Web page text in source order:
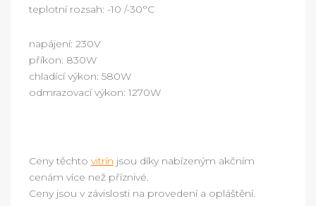
teplotní rozsah: -10 /-30°C
napájení: 230V
příkon: 830W
chladící výkon: 580W
odmrazovací výkon: 1270W
Ceny těchto vitrín jsou díky nabízeným akčním
cenám více než příznivé.
Ceny jsou v závislosti na provedení a opláštění.